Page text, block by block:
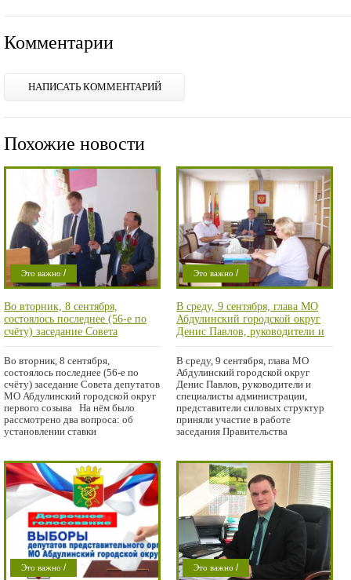
Комментарии
НАПИСАТЬ КОММЕНТАРИЙ
Похожие новости
Это важно /
Проишествие
Во вторник, 8 сентября,
состоялось последнее (56-е по
счёту) заседание Совета
депутатов МО Абдулинский
городской округ первого созыва
Во вторник, 8 сентября,
состоялось последнее (56-е по
счёту) заседание Совета депутатов
МО Абдулинский городской округ
первого созыва На нём было
рассмотрено два вопроса: об
установлении ставки
Это важно /
Проишествие
В среду, 9 сентября, глава МО
Абдулинский городской округ
Денис Павлов, руководители и
специалисты администрации,
представители силовых структур
приняли участие в работе
заседания Правительства
Оренбургской области,
прошедшем в режиме
видеоконференци
В среду, 9 сентября, глава МО
Абдулинский городской округ
Денис Павлов, руководители и
специалисты администрации,
представители силовых структур
приняли участие в работе
заседания Правительства
Это важно / Это важно /